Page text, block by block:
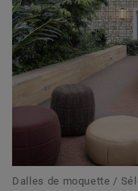
Dalles de moquette /